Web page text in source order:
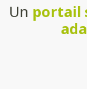
Un portail